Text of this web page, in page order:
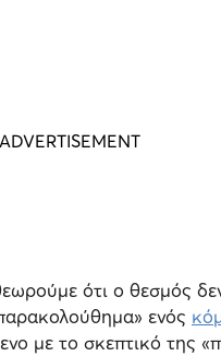
ότι ο θεσμός
ενός
με το σκεπτικό της